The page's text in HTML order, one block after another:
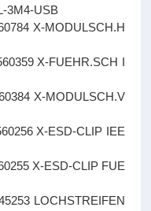
3M4-USB
X-MODULSCH.H
X-FUEHR.SCH I
X-MODULSCH.V
X-ESD-CLIP IEE
X-ESD-CLIP FUE
LOCHSTREIFEN